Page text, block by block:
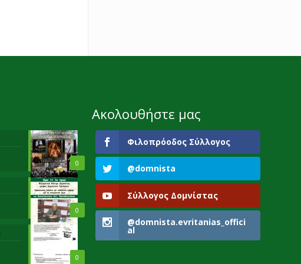
0
0
0
Ακολουθήστε μας
Φιλοπρόοδος Σύλλογος
@domnista
Σύλλογος Δομνίστας
@domnista.evritanias_offici
al